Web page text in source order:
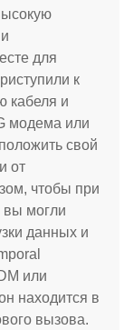
для
к
кабеля и
модема или
свой
от
чтобы при
вы могли
данных и
или
находится в
вызова.